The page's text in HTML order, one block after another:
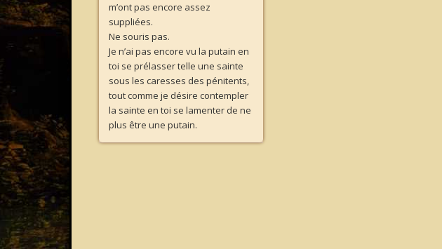
m’ont pas encore assez
suppliées.
Ne souris pas.
Je n’ai pas encore vu la putain en
toi se prélasser telle une sainte
sous les caresses des pénitents,
tout comme je désire contempler
la sainte en toi se lamenter de ne
plus être une putain.